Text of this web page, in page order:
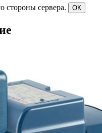
стороны сервера. ОК